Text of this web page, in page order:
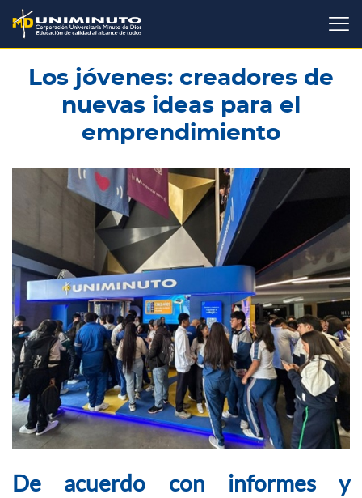
Pasar
contenido
principal
Los jóvenes: creadores de
nuevas ideas para el
emprendimiento
De acuerdo con informes y